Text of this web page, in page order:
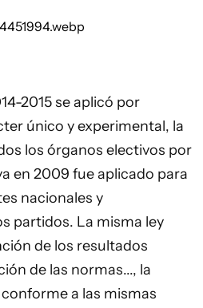
2015 se aplicó por
único y experimental, la
los órganos electivos por
en 2009 fue aplicado para
nacionales y
partidos. La misma ley
de los resultados
de las normas..., la
a las mismas